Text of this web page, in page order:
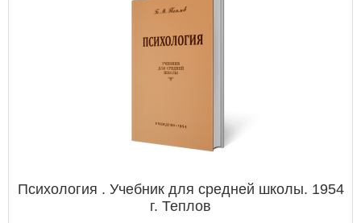
Психология . Учебник для средней школы. 1954
г. Теплов